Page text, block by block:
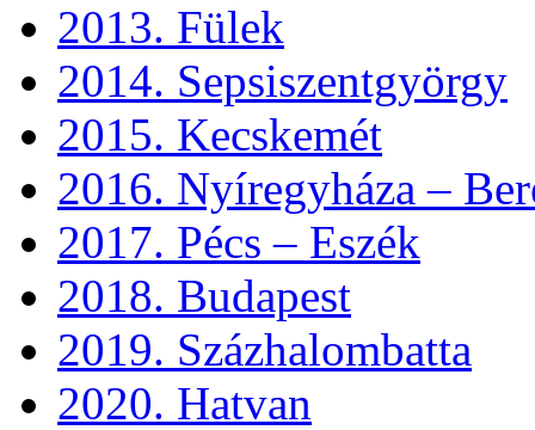
2013. Fülek
2014. Sepsiszentgyörgy
2015. Kecskemét
2016. Nyíregyháza –
2017. Pécs – Eszék
2018. Budapest
2019. Százhalombatta
2020. Hatvan